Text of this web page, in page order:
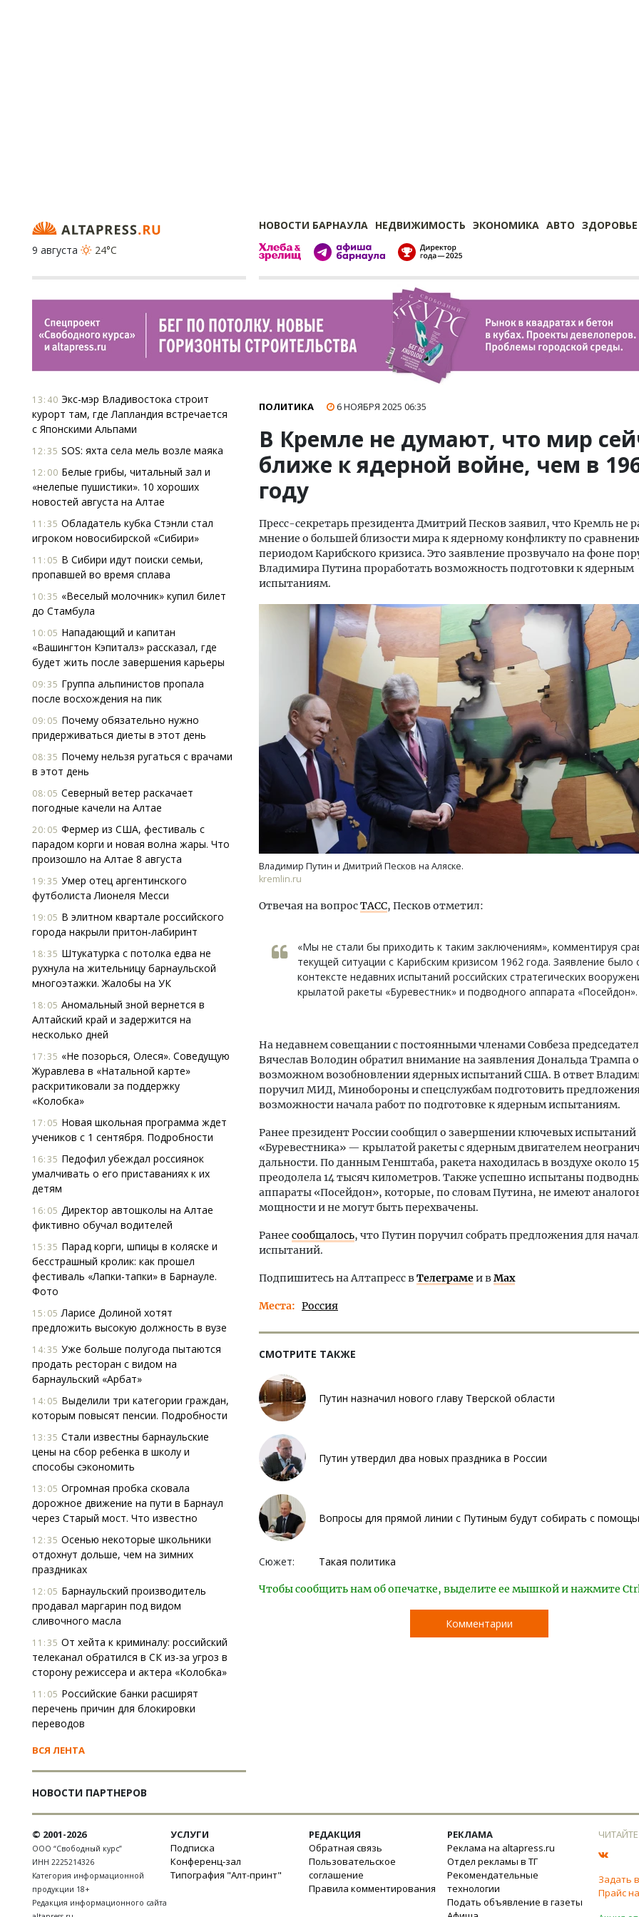
НОВОСТИ БАРНАУЛА НЕДВИЖИМОСТЬ ЭКОНОМИКА АВТО ЗДОРОВЬЕ
9 августа
24°C
13:40 Экс-мэр Владивостока строит
курорт там, где Лапландия встречается
с Японскими Альпами
12:35 SOS: яхта села мель возле маяка
12:00 Белые грибы, читальный зал и
«нелепые пушистики». 10 хороших
новостей августа на Алтае
11:35 Обладатель кубка Стэнли стал
игроком новосибирской «Сибири»
11:05 В Сибири идут поиски семьи,
пропавшей во время сплава
10:35 «Веселый молочник» купил билет
до Стамбула
10:05 Нападающий и капитан
«Вашингтон Кэпиталз» рассказал, где
будет жить после завершения карьеры
09:35 Группа альпинистов пропала
после восхождения на пик
09:05 Почему обязательно нужно
придерживаться диеты в этот день
08:35 Почему нельзя ругаться с врачами
в этот день
08:05 Северный ветер раскачает
погодные качели на Алтае
20:05 Фермер из США, фестиваль с
парадом корги и новая волна жары. Что
произошло на Алтае 8 августа
19:35 Умер отец аргентинского
футболиста Лионеля Месси
19:05 В элитном квартале российского
города накрыли притон-лабиринт
18:35 Штукатурка с потолка едва не
рухнула на жительницу барнаульской
многоэтажки. Жалобы на УК
18:05 Аномальный зной вернется в
Алтайский край и задержится на
несколько дней
17:35 «Не позорься, Олеся». Соведущую
Журавлева в «Натальной карте»
раскритиковали за поддержку
«Колобка»
17:05 Новая школьная программа ждет
учеников с 1 сентября. Подробности
16:35 Педофил убеждал россиянок
умалчивать о его приставаниях к их
детям
16:05 Директор автошколы на Алтае
фиктивно обучал водителей
15:35 Парад корги, шпицы в коляске и
бесстрашный кролик: как прошел
фестиваль «Лапки-тапки» в Барнауле.
Фото
15:05 Ларисе Долиной хотят
предложить высокую должность в вузе
14:35 Уже больше полугода пытаются
продать ресторан с видом на
барнаульский «Арбат»
14:05 Выделили три категории граждан,
которым повысят пенсии. Подробности
13:35 Стали известны барнаульские
цены на сбор ребенка в школу и
способы сэкономить
13:05 Огромная пробка сковала
дорожное движение на пути в Барнаул
через Старый мост. Что известно
12:35 Осенью некоторые школьники
отдохнут дольше, чем на зимних
праздниках
12:05 Барнаульский производитель
продавал маргарин под видом
сливочного масла
11:35 От хейта к криминалу: российский
телеканал обратился в СК из-за угроз в
сторону режиссера и актера «Колобка»
11:05 Российские банки расширят
перечень причин для блокировки
переводов
ВСЯ ЛЕНТА
НОВОСТИ ПАРТНЕРОВ
ПОЛИТИКА 6 НОЯБРЯ 2025 06:35
В Кремле не думают, что мир
ближе к ядерной войне, чем в
году
Пресс-секретарь президента Дмитрий Песков заявил, что Кремль не
мнение о большей близости мира к ядерному конфликту по
периодом Карибского кризиса. Это заявление прозвучало на фоне
Владимира Путина проработать возможность подготовки к ядерным
испытаниям.
Владимир Путин и Дмитрий Песков на Аляске.
kremlin.ru
Отвечая на вопросТАСС, Песков отметил:
«Мы не стали бы приходить к таким заключениям», комментируя
текущей ситуации с Карибским кризисом 1962 года. Заявление было
контексте недавних испытаний российских стратегических
крылатой ракеты «Буревестник» и подводного аппарата «Посейдон».
На недавнем совещании с постоянными членами Совбеза
Вячеслав Володин обратил внимание на заявления Дональда Трампа о
возможном возобновлении ядерных испытаний США. В ответ
поручил МИД, Минобороны и спецслужбам подготовить
возможности начала работ по подготовке к ядерным испытаниям.
Ранее президент России сообщил о завершении ключевых испытаний
«Буревестника» — крылатой ракеты с ядерным двигателем
дальности. По данным Генштаба, ракета находилась в воздухе около
преодолела 14 тысяч километров. Также успешно испытаны
аппараты «Посейдон», которые, по словам Путина, не имеют
мощности и не могут быть перехвачены.
Ранее сообщалось, что Путин поручил собрать предложения для
испытаний.
Подпишитесь на Алтапресс вТелеграмеи вMax
Места Россия
СМОТРИТЕ ТАКЖЕ
Путин назначил нового главу Тверской области
Путин утвердил два новых праздника в России
Вопросы для прямой линии с Путиным будут собирать с
Сюжет: Такая политика
Чтобы сообщить нам об опечатке, выделите ее мышкой и нажмите
Комментарии
Двухуровневые номера и
Каким будет новый бутик-
«Белкур» в Белокурихе
ДОМА И КВАРТИРЫ
© 2001-2026
ООО “Свободный курс”
ИНН 2225214326
Категория информационной
продукции 18+
Редакция информационного сайта
УСЛУГИ
Подписка
Конференц-зал
Типография "Алт-принт"
РЕДАКЦИЯ
Обратная связь
Пользовательское
соглашение
Правила комментирования
РЕКЛАМА
Реклама на altapress.ru
Отдел рекламы в ТГ
Рекомендательные
технологии
Подать объявление в газеты
Задать
Прайс